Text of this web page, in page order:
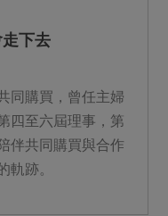
下去
同購買，曾任主婦
四至六屆理事，第
伴共同購買與合作
軌跡。